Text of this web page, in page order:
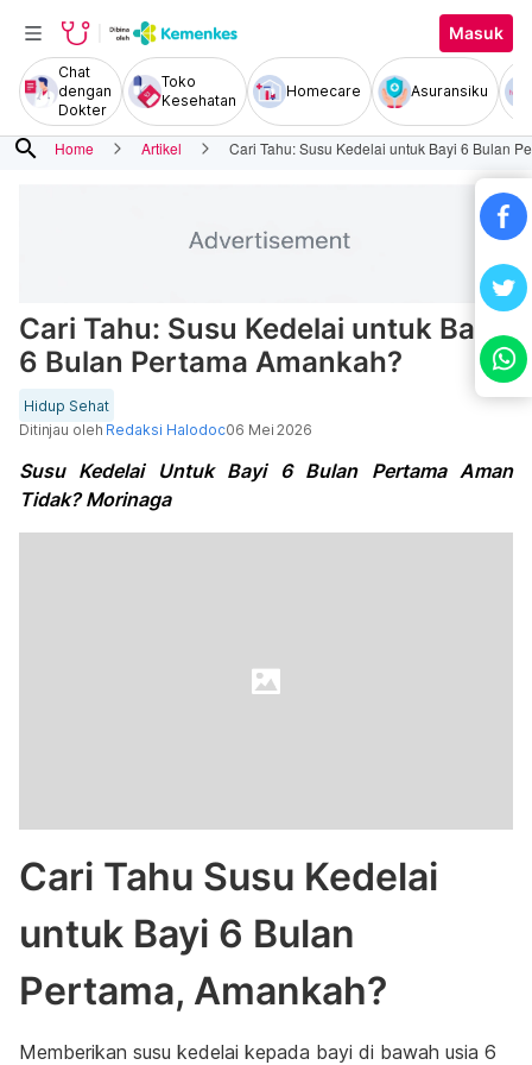
Masuk
Chat
dengan
Dokter
Toko
Kesehatan
Homecare Asuransiku
search Home Artikel Cari Tahu: Susu Kedelai untuk Bayi 6 Bulan
Cari Tahu: Susu Kedelai untuk Bayi
6 Bulan Pertama Amankah?
Hidup Sehat
Ditinjau oleh Redaksi Halodoc06 Mei 2026
Susu Kedelai Untuk Bayi 6 Bulan Pertama Aman
Tidak? Morinaga
Cari Tahu Susu Kedelai
untuk Bayi 6 Bulan
Pertama, Amankah?
Memberikan susu kedelai kepada bayi di bawah usia 6